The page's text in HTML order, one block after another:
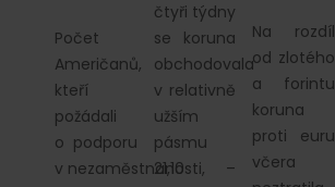
Počet
Američanů,
kteří
požádali
o podporu
v nezaměstnanosti,
čtyři týdny
se koruna
obchodovala
v relativně
užším
pásmu
21,10 –
Na rozdíl
od zlotého
a forintu
koruna
proti euru
včera